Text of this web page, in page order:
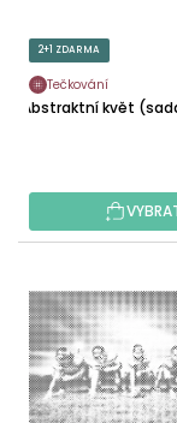
T
ŮU
K
T
2+1 ZDARMA
Tečkování
Abstraktní květ